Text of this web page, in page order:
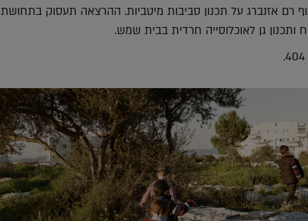
אדריכל הנוף רם אזנברג על תכנון סביבות מיטביות. ההרצאה תעסוק בתחושת
גן לאוכלוסייה חרדית בבית שמש.